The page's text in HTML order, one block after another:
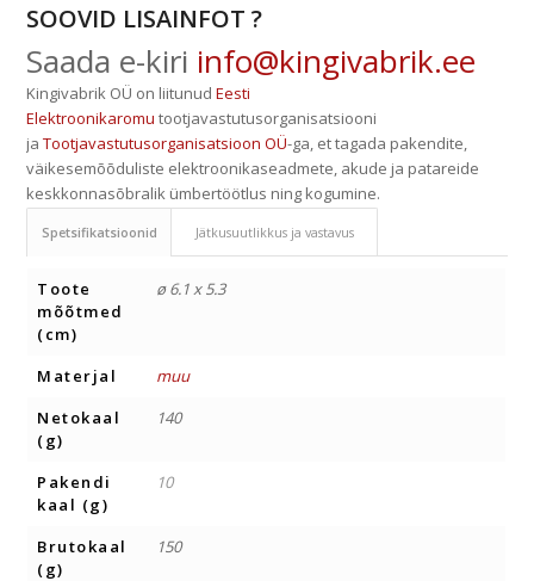
SOOVID LISAINFOT ?
Saada e-kiri info@kingivabrik.ee
Kingivabrik OÜ on liitunudEesti
Elektroonikaromu tootjavastutusorganisatsiooni
jaTootjavastutusorganisatsioon OÜ-ga, et tagada pakendite,
väikesemõõduliste elektroonikaseadmete, akude ja patareide
keskkonnasõbralik ümbertöötlus ning kogumine.
Spetsifikatsioonid Jätkusuutlikkus ja vastavus
Toote
mõõtmed
(cm)
ø 6.1 x 5.3
Materjal
muu
Netokaal
(g)
140
Pakendi
kaal (g)
10
Brutokaal
(g)
150